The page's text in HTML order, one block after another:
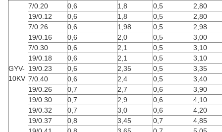
GYV-
10KV
7/0.20 0,6 1,8 0,5
2,80
19/0.12
0,6 1,8 0,5
2,80
7/0.26
0,6 1,98 0,5
2,98
19/0.16
0,6 2,0 0,5
3,00
7/0.30
0,6 2,1 0,5
3,10
19/0.18
0,6 2,1 0,5
3,10
19/0.23
0,6 2,35 0,5
3,35
7/0.40
0,6 2,4 0,5
3,40
19/0.26
0,7 2,7 0,6
3,90
19/0.30
0,7 2,9 0,6
4,10
19/0.32
0,7 3,0 0,6
4,20
19/0.37
0,8 3,45 0,7
4,85